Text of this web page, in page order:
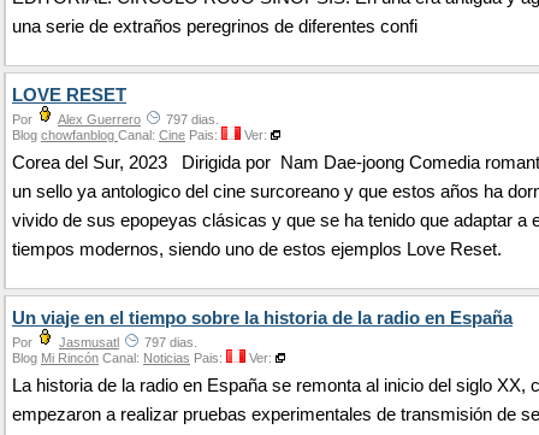
una serie de extraños peregrinos de diferentes confi
LOVE RESET
Por Alex Guerrero
797 dias.
Blog chowfanblog Canal: Cine Pais: Ver:
Corea del Sur, 2023 Dirigida por Nam Dae-joong Comedia
un sello ya antologico del cine surcoreano y que estos años ha
vivido de sus epopeyas clásicas y que se ha tenido que adaptar a
tiempos modernos, siendo uno de estos ejemplos Love Reset.
Un viaje en el tiempo sobre la historia de la radio en España
Por Jasmusatl
797 dias.
Blog Mi Rincón Canal: Noticias Pais: Ver:
La historia de la radio en España se remonta al inicio del siglo XX,
empezaron a realizar pruebas experimentales de transmisión de